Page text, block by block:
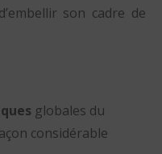
son cadre de
globales du
considérable